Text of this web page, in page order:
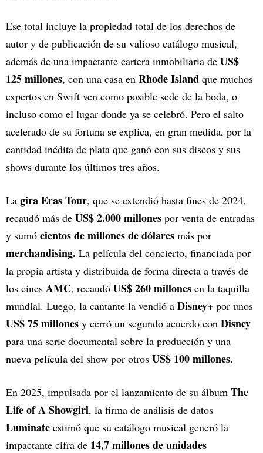
Ese total incluye la propiedad total de los derechos de
autor y de publicación de su valioso catálogo musical,
además de una impactante cartera inmobiliaria de US$
125 millones, con una casa en Rhode Island que muchos
expertos en Swift ven como posible sede de la boda, o
incluso como el lugar donde ya se celebró. Pero el salto
acelerado de su fortuna se explica, en gran medida, por la
cantidad inédita de plata que ganó con sus discos y sus
shows durante los últimos tres años.
La gira Eras Tour, que se extendió hasta fines de 2024,
recaudó más de US$ 2.000 millones por venta de entradas
y sumó cientos de millones de dólares más por
merchandising. La película del concierto, financiada por
la propia artista y distribuida de forma directa a través de
los cines AMC, recaudó US$ 260 millones en la taquilla
mundial. Luego, la cantante la vendió a Disney+ por unos
US$ 75 millones y cerró un segundo acuerdo con Disney
para una serie documental sobre la producción y una
nueva película del show por otros US$ 100 millones.
En 2025, impulsada por el lanzamiento de su álbum The
Life of A Showgirl, la firma de análisis de datos
Luminate estimó que su catálogo musical generó la
impactante cifra de 14,7 millones de unidades